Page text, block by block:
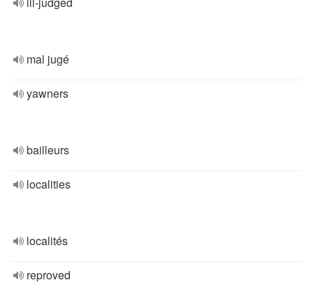
mal jugé
yawners
bailleurs
localities
localités
reproved